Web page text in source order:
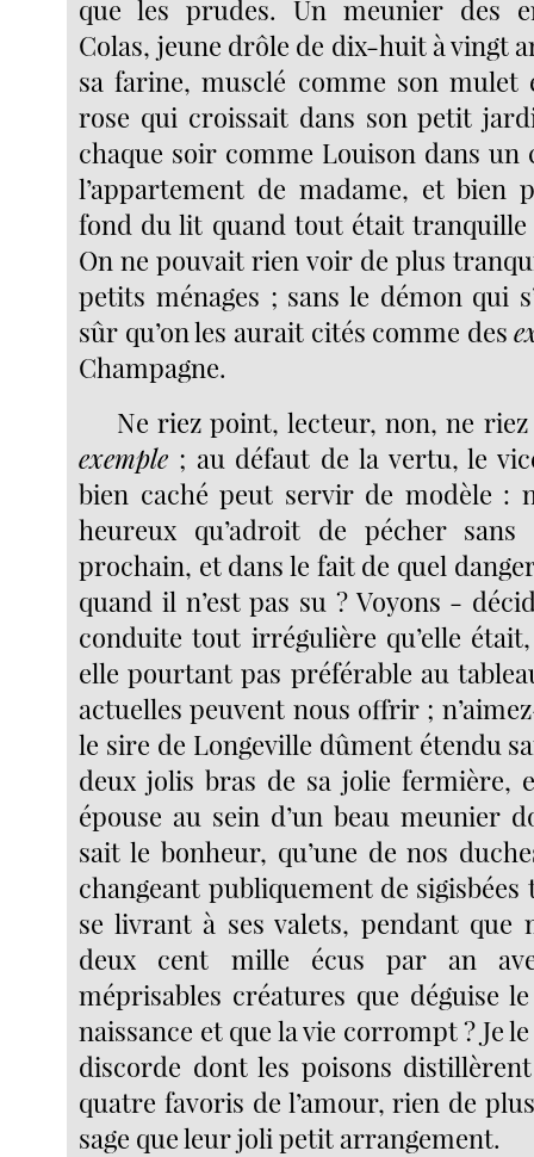
que les prudes. Un meunier des
Colas, jeune drôle de dix-huit à vingt
sa farine, musclé comme son
rose qui croissait dans son petit
chaque soir comme Louison dans un
l’appartement de madame, et bien
fond du lit quand tout était tranquille
On ne pouvait rien voir de plus
petits ménages ; sans le démon qui
sûr qu’on les aurait cités comme des
Champagne.
Ne riez point, lecteur, non, ne
exemple ; au défaut de la vertu, le
bien caché peut servir de modèle :
heureux qu’adroit de pécher sans
prochain, et dans le fait de quel
quand il n’est pas su ? Voyons -
conduite tout irrégulière qu’elle
elle pourtant pas préférable au
actuelles peuvent nous offrir ;
le sire de Longeville dûment étendu
deux jolis bras de sa jolie fermière,
épouse au sein d’un beau meunier
sait le bonheur, qu’une de nos
changeant publiquement de sigisbées
se livrant à ses valets, pendant que
deux cent mille écus par an
méprisables créatures que déguise
naissance et que la vie corrompt ? Je
discorde dont les poisons
quatre favoris de l’amour, rien de
sage que leur joli petit arrangement.